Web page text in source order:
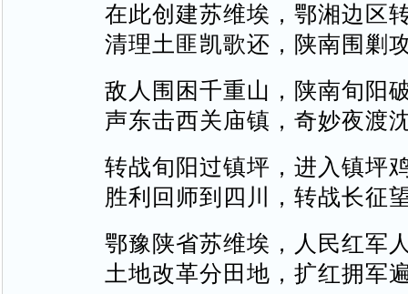
在此创建苏维埃，鄂湘边区
清理土匪凯歌还，陕南围剿
敌人围困千重山，陕南旬阳
声东击西关庙镇，奇妙夜渡
转战旬阳过镇坪，进入镇坪
胜利回师到四川，转战长征
鄂豫陕省苏维埃，人民红军
土地改革分田地，扩红拥军